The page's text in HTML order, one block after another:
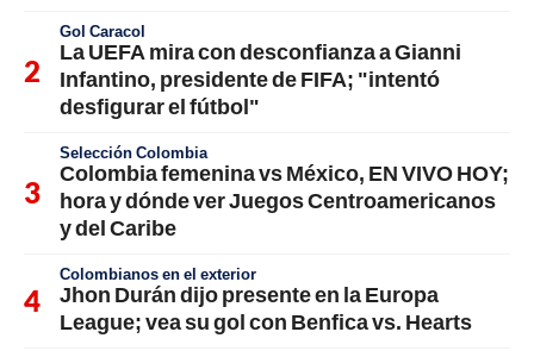
Gol Caracol
La UEFA mira con desconfianza a Gianni
Infantino, presidente de FIFA; "intentó
desfigurar el fútbol"
Selección Colombia
Colombia femenina vs México, EN VIVO HOY;
hora y dónde ver Juegos Centroamericanos
y del Caribe
Colombianos en el exterior
Jhon Durán dijo presente en la Europa
League; vea su gol con Benfica vs. Hearts